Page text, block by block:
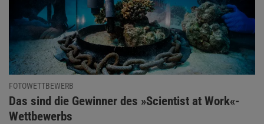
FOTOWETTBEWERB
:
Das sind die Gewinner des »Scientist at Work«-
Wettbewerbs